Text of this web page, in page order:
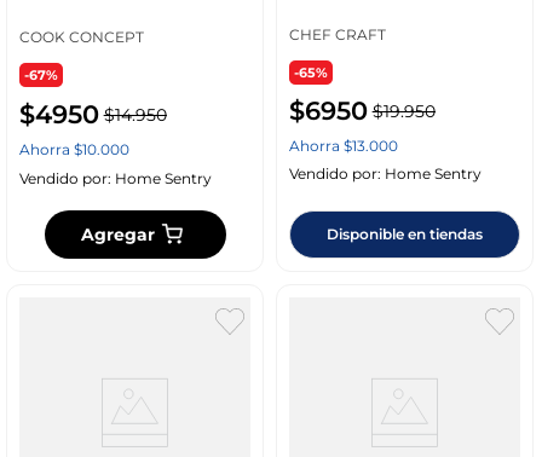
COOK CONCEPT
-67%
$4950 $14.950
Ahorra $10.000
Vendido por: Home Sentry
Agregar
CHEF CRAFT
-65%
$6950 $19.950
Ahorra $13.000
Vendido por: Home Sentry
Disponible en tiendas